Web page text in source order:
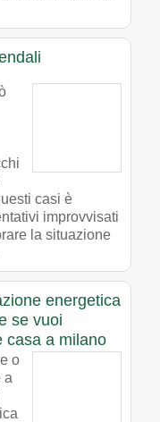
casi è
improvvisati
la situazione
energetica
se vuoi
casa a milano
o
a